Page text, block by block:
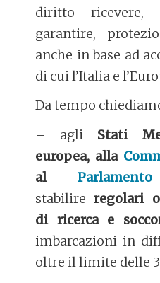
diritto ricevere,
garantire,
anche in base ad
di cui l’Italia e
Da tempo
– agli Stati
europea, alla
al
stabilireregolari
di ricerca e
imbarcazioni in
oltre il limite delle